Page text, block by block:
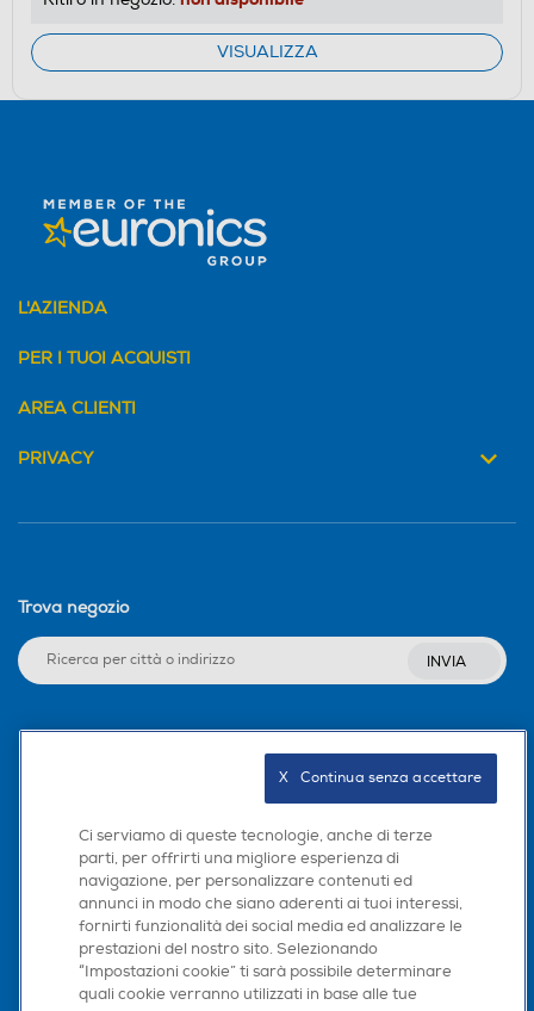
VISUALIZZA
L'AZIENDA
PER I TUOI ACQUISTI
AREA CLIENTI
PRIVACY
Trova negozio
INVIA
Scarica la nostra app
Ci serviamo di queste tecnologie, anche di terze
parti, per offrirti una migliore esperienza di
navigazione, per personalizzare contenuti ed
annunci in modo che siano aderenti ai tuoi interessi,
fornirti funzionalità dei social media ed analizzare le
prestazioni del nostro sito. Selezionando
“Impostazioni cookie” ti sarà possibile determinare
quali cookie verranno utilizzati in base alle tue
X   Continua senza accettare